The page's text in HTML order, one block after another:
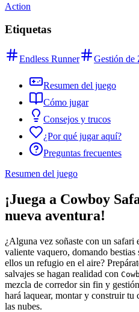
Action
Etiquetas
Endless Runner Gestión de
Resumen del juego
Cómo jugar
Consejos y trucos
¿Por qué jugar aquí?
Preguntas frecuentes
Resumen del juego
¡Juega a Cowboy
nueva aventura!
¿Alguna vez soñaste con un safari
valiente vaquero, domando
ellos un refugio en el aire?
salvajes se hagan realidad con
mezcla de corredor sin fin y
hará laquear, montar y construir tu
las nubes.